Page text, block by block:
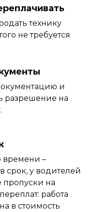
технику
не требуется
и
разрешение на
времени –
срок, у водителей
пропуски на
работа
в стоимость